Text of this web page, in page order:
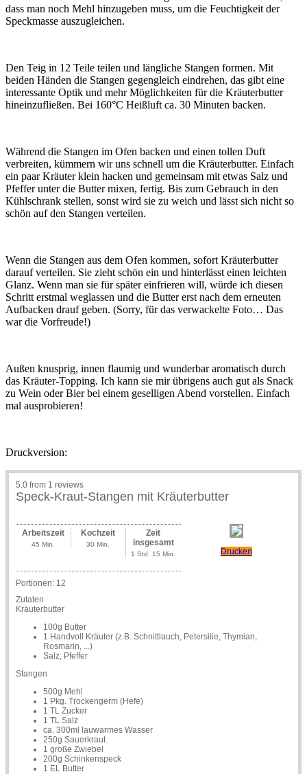
dass man noch Mehl hinzugeben muss, um die Feuchtigkeit der
Speckmasse auszugleichen.
Den Teig in 12 Teile teilen und längliche Stangen formen. Mit
beiden Händen die Stangen gegengleich eindrehen, das gibt eine
interessante Optik und mehr Möglichkeiten für die Kräuterbutter
hineinzufließen. Bei 160°C Heißluft ca. 30 Minuten backen.
Während die Stangen im Ofen backen und einen tollen Duft
verbreiten, kümmern wir uns schnell um die Kräuterbutter. Einfach
ein paar Kräuter klein hacken und gemeinsam mit etwas Salz und
Pfeffer unter die Butter mixen, fertig. Bis zum Gebrauch in den
Kühlschrank stellen, sonst wird sie zu weich und lässt sich nicht so
schön auf den Stangen verteilen.
Wenn die Stangen aus dem Ofen kommen, sofort Kräuterbutter
darauf verteilen. Sie zieht schön ein und hinterlässt einen leichten
Glanz. Wenn man sie für später einfrieren will, würde ich diesen
Schritt erstmal weglassen und die Butter erst nach dem erneuten
Aufbacken drauf geben. (Sorry, für das verwackelte Foto… Das
war die Vorfreude!)
Außen knusprig, innen flaumig und wunderbar aromatisch durch
das Kräuter-Topping. Ich kann sie mir übrigens auch gut als Snack
zu Wein oder Bier bei einem geselligen Abend vorstellen. Einfach
mal ausprobieren!
Druckversion:
5.0 from 1 reviews
Speck-Kraut-Stangen mit Kräuterbutter
Drucken
Arbeitszeit
45 Min.
Kochzeit
30 Min.
Zeit
insgesamt
1 Std. 15 Min.
Portionen: 12
Zutaten
Kräuterbutter
100g Butter
1 Handvoll Kräuter (z.B. Schnittlauch, Petersilie, Thymian,
Rosmarin, ...)
Salz, Pfeffer
Stangen
500g Mehl
1 Pkg. Trockengerm (Hefe)
1 TL Zucker
1 TL Salz
ca. 300ml lauwarmes Wasser
250g Sauerkraut
1 große Zwiebel
200g Schinkenspeck
1 EL Butter